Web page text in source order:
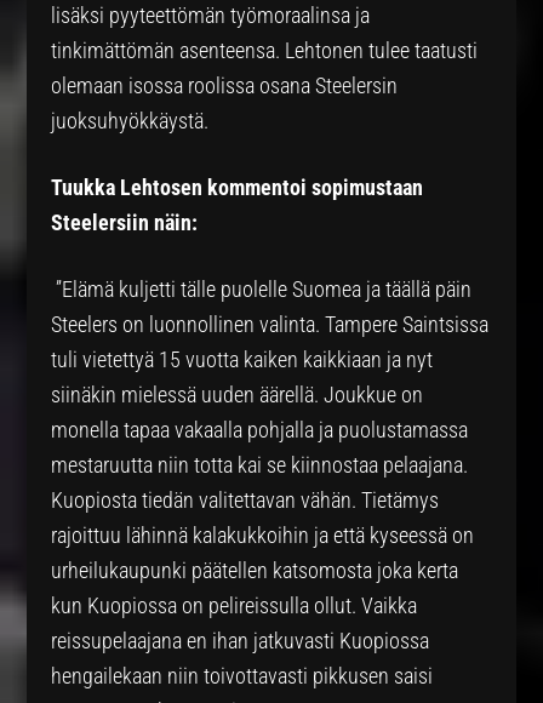
lisäksi pyyteettömän työmoraalinsa ja
tinkimättömän asenteensa. Lehtonen tulee taatusti
olemaan isossa roolissa osana Steelersin
juoksuhyökkäystä.
Tuukka Lehtosen kommentoi sopimustaan
Steelersiin näin:
”Elämä kuljetti tälle puolelle Suomea ja täällä päin
Steelers on luonnollinen valinta. Tampere Saintsissa
tuli vietettyä 15 vuotta kaiken kaikkiaan ja nyt
siinäkin mielessä uuden äärellä. Joukkue on
monella tapaa vakaalla pohjalla ja puolustamassa
mestaruutta niin totta kai se kiinnostaa pelaajana.
Kuopiosta tiedän valitettavan vähän. Tietämys
rajoittuu lähinnä kalakukkoihin ja että kyseessä on
urheilukaupunki päätellen katsomosta joka kerta
kun Kuopiossa on pelireissulla ollut. Vaikka
reissupelaajana en ihan jatkuvasti Kuopiossa
hengailekaan niin toivottavasti pikkusen saisi